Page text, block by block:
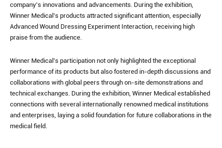
company's innovations and advancements. During the exhibition,
Winner Medical's products attracted significant attention, especially
Advanced Wound Dressing Experiment Interaction, receiving high
praise from the audience.
Winner Medical's participation not only highlighted the exceptional
performance of its products but also fostered in-depth discussions and
collaborations with global peers through on-site demonstrations and
technical exchanges. During the exhibition, Winner Medical established
connections with several internationally renowned medical institutions
and enterprises, laying a solid foundation for future collaborations in the
medical field.